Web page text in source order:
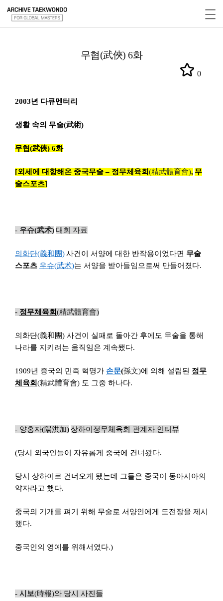
무협(武俠) 6화
0
2003년 다큐멘터리
생활 속의 무술(武術)
무협(武俠) 6화
[외세에 대항해온 중국무술 – 정무체육회(精武體育會), 무
술스포츠]
- 우슈(武术)대회 자료
의화단(義和團)사건이 서양에 대한 반작용이었다면 무술
스포츠 우슈(武术)는 서양을 받아들임으로써 만들어졌다.
- 정무체육회(精武體育會)
의화단(義和團) 사건이 실패로 돌아간 후에도 무술을 통해
나라를 지키려는 움직임은 계속됐다.
1909년 중국의 민족 혁명가 손문(孫文)에 의해 설립된 정무
체육회(精武體育會) 도 그중 하나다.
- 양홍자(陽洪加)상하이정무체육회 관계자 인터뷰
(당시 외국인들이 자유롭게 중국에 건너왔다.
당시 상하이로 건너오게 됐는데 그들은 중국이 동아시아의
약자라고 했다.
중국의 기개를 펴기 위해 무술로 서양인에게 도전장을 제시
했다.
중국인의 영예를 위해서였다.)
- 시보(時報)와 당시 사진들